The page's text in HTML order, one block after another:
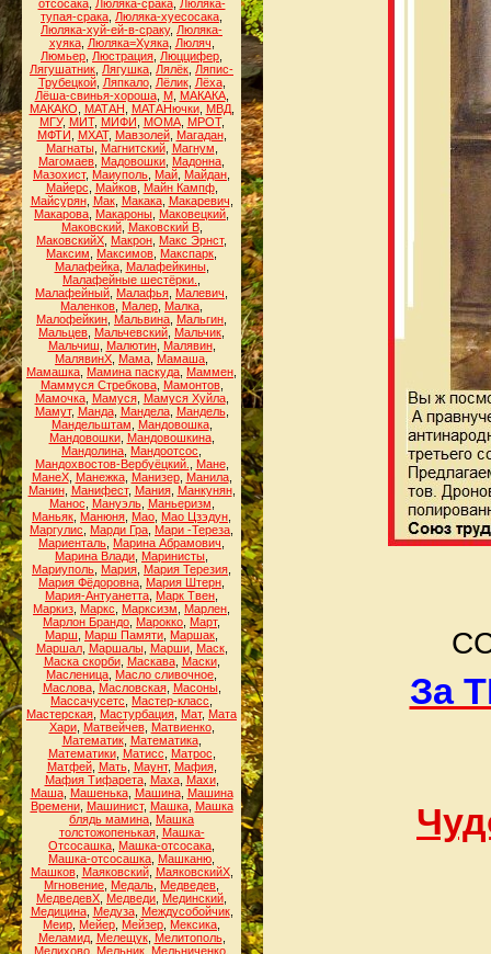
отсосака, Люляка-срака, Люляка-
тупая-срака Люляка-хуесосака
Люляка-хуй-ей-в-сраку, Люляка-
хуяка, Люляка=Хуяка, Люляч
Люмьер Люстрация Люццифер
Лягушатник Лягушка Лялёк Ляпис-
Трубецкой, Ляпкало, Лёлик, Лёха,
Лёша-свинья-хороша, М, МАКАКА,
МАКАКО
МАТАН МАТАНючки, МВД,
МГУ, МИТ, МИФИ МОМА, МРОТ,
МФТИ
МХАТ, Мавзолей, Магадан,
Магнаты, Магнитский, Магнум
Магомаев Мадовошки Мадонна
Мазохист, Маиуполь Май Майдан
Майерс
Майков, Майн Кампф,
Майсурян, Мак, Макака, Макаревич
Макарова Макароны Маковецкий
Маковский, Маковский В,
МаковскийХ Макрон Макс Эрнст,
Максим
Максимов Макспарк
Малафейка, Малафейкины,
Малафейные шестёрки.
Малафейный Малафья Малевич
Маленков Малер Малка
Малофейкин Мальвина Мальгин
Мальцев Мальчевский Мальчик
Мальчиш
Малютин, Малявин,
МалявинХ Мама Мамаша
Мамашка Мамина паскуда Маммен
Маммуся Стребкова, Мамонтов,
Мамочка, Мамуся, Мамуся Хуйла,
Мамут, Манда, Мандела, Мандель,
Мандельштам
Мандовошка,
Мандовошки, Мандовошкина,
Мандолина Мандоотсос
Мандохвостов-Вербуёцкий.
Мане,
МанеХ, Манежка, Манизер, Манила,
Манин, Манифест, Мания, Манкунян,
Манос
Мануэль, Маньеризм
Маньяк Манюня Мао Мао Цзэдун
Маргулис
Марди Гра Мари -Тереза
Мариенталь Марина Абрамович
Марина Влади Маринисты
Мариуполь Мария Мария Терезия
Мария Фёдоровна Мария Штерн
Мария-Антуанетта Марк Твен
Маркиз Маркс Марксизм Марлен
Марлон Брандо Марокко Март,
Марш
Марш Памяти Маршак
Маршал, Маршалы, Марши, Маск,
Маска скорби, Маскава, Маски,
Масленица Масло сливочное
Маслова, Масловская, Масоны,
Массачусетс
Мастер-класс
Мастерская Мастурбация Мат, Мата
Хари, Матвейчев, Матвиенко,
Математик, Математика,
Математики, Матисс Матрос
Матфей, Мать, Маунт, Мафия,
Мафия Тифарета, Маха, Махи,
Маша, Машенька, Машина, Машина
Времени, Машинист, Машка, Машка
блядь мамина Машка
толстожопенькая, Машка-
Отсосашка Машка-отсосака
Машка-отсосашка Машканю
Машков, Маяковский, МаяковскийХ,
Мгновение Медаль Медведев
МедведевХ Медведи Мединский
Медицина, Медуза, Междусобойчик,
Меир Мейер Мейзер Мексика
Меламид, Мелещук, Мелитополь,
Мелихово Мельник Мельниченко
За